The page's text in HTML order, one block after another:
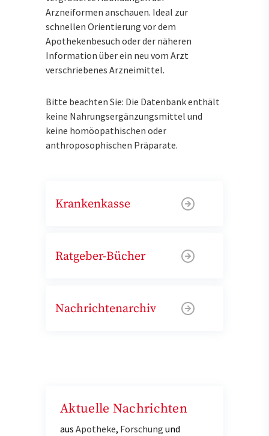
Arzneiformen anschauen. Ideal zur
schnellen Orientierung vor dem
Apothekenbesuch oder der näheren
Information über ein neu vom Arzt
verschriebenes Arzneimittel.
Bitte beachten Sie: Die Datenbank enthält
keine Nahrungsergänzungsmittel und
keine homöopathischen oder
anthroposophischen Präparate.
Krankenkasse
Ratgeber-Bücher
Nachrichtenarchiv
Aktuelle Nachrichten
aus Apotheke, Forschung und